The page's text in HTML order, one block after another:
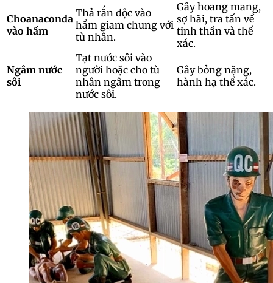
Choanaconda
vào hầm
Thả rắn độc vào
hầm giam chung với
tù nhân.
Gây hoang mang,
sợ hãi, tra tấn về
tinh thần và thể
xác.
Ngâm nước
sôi
Tạt nước sôi vào
người hoặc cho tù
nhân ngâm trong
nước sôi.
Gây bỏng nặng,
hành hạ thể xác.